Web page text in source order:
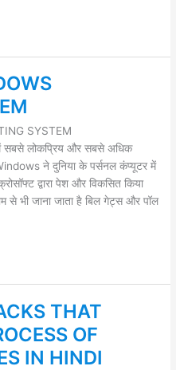
SYSTEM
सबसे लोकप्रिय और सबसे अधिक
ने दुनिया के पर्सनल कंप्यूटर में
द्वारा पेश और विकसित किया
से भी जाना जाता है बिल गेट्स और पॉल
THAT
OF
IN HINDI